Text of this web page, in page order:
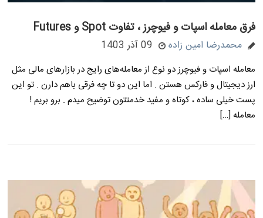
فرق معامله اسپات و فیوچرز ، تفاوت Spot و Futures
محمدرضا امین زاده 09 آذر 1403
معامله اسپات و فیوچرز دو نوع از معامله‌های رایج در بازارهای مالی مثل
ارز دیجیتال و فارکس هستن . اما این دو تا چه فرقی باهم دارن . تو این
پست خیلی ساده ، کوتاه و مفید خدمتتون توضیح میدم . برو بریم !
معامله […]